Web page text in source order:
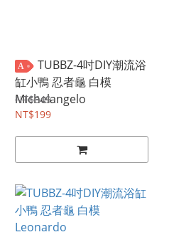
A
TUBBZ-4吋DIY潮流浴
缸小鴨 忍者龜 白模
Michelangelo
NT$649
NT$199